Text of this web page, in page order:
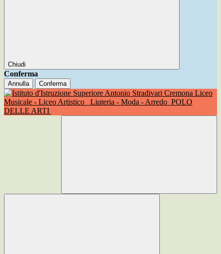
Chiudi
Conferma
Annulla Conferma
Liceo
Musicale - Liceo Artistico
Liuteria - Moda - Arredo POLO
DELLE ARTI